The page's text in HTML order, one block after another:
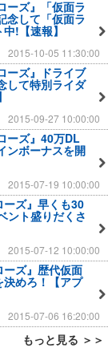
ーズ』「仮面ラ
念して「仮面ラ
中!【速報】
2015-10-05 11:30:00
ーズ』ドライブ
して特別ライダ
2015-09-27 10:00:00
ーズ』40万DL
ンボーナスを開
2015-07-19 10:00:00
ーズ』早くも30
ント盛りだくさ
2015-07-12 10:00:00
ーズ』歴代仮面
めろ！【アプ
2015-07-06 16:20:00
もっと見る ＞＞